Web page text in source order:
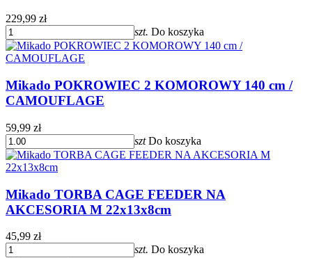
229,99 zł
szt. Do koszyka
Mikado POKROWIEC 2 KOMOROWY 140 cm /
CAMOUFLAGE
59,99 zł
szt Do koszyka
Mikado TORBA CAGE FEEDER NA
AKCESORIA M 22x13x8cm
45,99 zł
szt. Do koszyka